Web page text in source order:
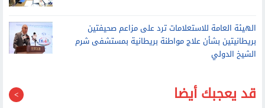
الهيئة العامة للاستعلامات ترد على مزاعم صحيفتين
بريطانيتين بشأن علاج مواطنة بريطانية بمستشفى شرم
الشيخ الدولي
قد يعجبك أيضا